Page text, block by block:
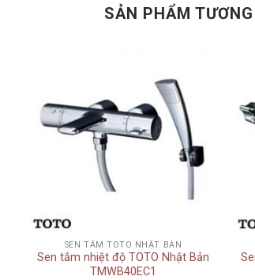
SẢN PHẨM
Add to
wishlist
+
SEN TẮM TOTO NHẬT BẢN
Sen tắm nhiệt độ TOTO Nhật Bản
TMWB40EC1